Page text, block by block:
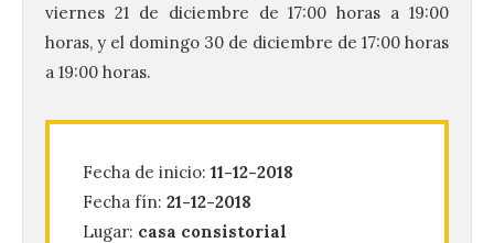
viernes 21 de diciembre de 17:00 horas a 19:00
horas, y el domingo 30 de diciembre de 17:00 horas
a 19:00 horas.
Fecha de inicio: 11-12-2018
Fecha fín: 21-12-2018
Lugar: casa consistorial
Brujería Fest Summer un
festival que se celebrará
el 11 de agosto en la
Bañeza